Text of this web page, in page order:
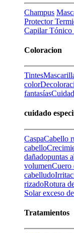
Champus
Protector
CapilarTónico
Coloracion
Tintes
color
fantasías
cuidado
CaspaCabello
cabello
dañadopuntas
volumenCuero
cabelludo
rizadoRotura
Solarexceso
Tratamientos